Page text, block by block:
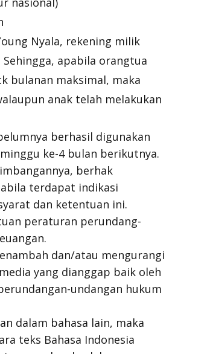
Nyala, rekening milik
apabila orangtua
bulanan maksimal, maka
anak telah melakukan
berhasil digunakan
ke-4 bulan berikutnya.
berhak
terdapat indikasi
dan ketentuan ini.
peraturan perundang-
dan/atau mengurangi
yang dianggap baik oleh
undangan hukum
dalam bahasa lain, maka
teks Bahasa Indonesia